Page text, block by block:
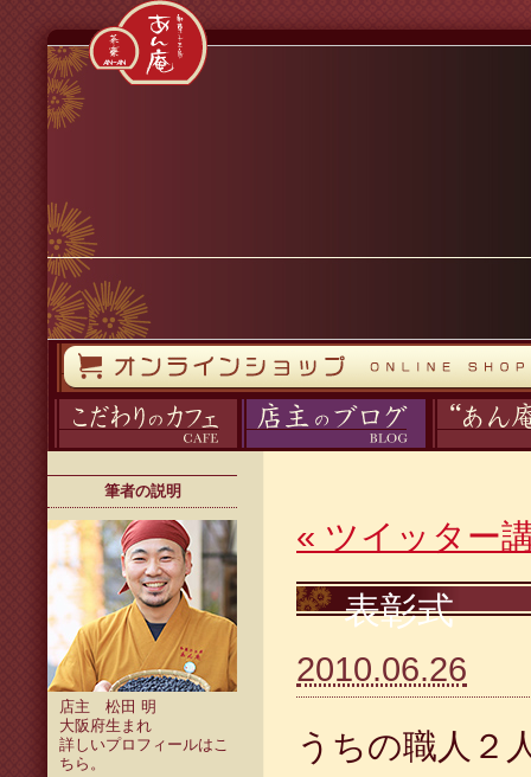
筆者の説明
店主 松田 明
大阪府生まれ
詳しいプロフィールはこ
ちら 。
« ツイッター
表彰式
2010.06.26
うちの職人２